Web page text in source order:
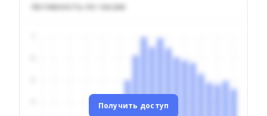
Активность по часам
Получить доступ